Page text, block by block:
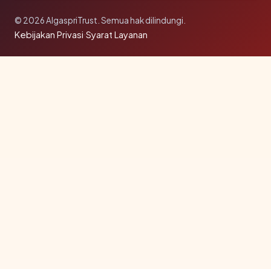
© 2026 AlgaspriTrust. Semua hak dilindungi.
Kebijakan Privasi·Syarat Layanan